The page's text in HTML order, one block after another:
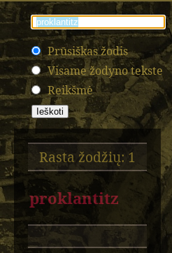
Prūsiškas žodis
Visame žodyno tekste
Reikšmė
Rasta žodžių: 1
proklantitz